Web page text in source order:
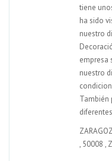
tiene
ha sido
nuestro
empresa
nuestro
También
, 50008 ,